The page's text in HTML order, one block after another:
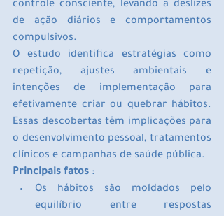
controle consciente, levando a deslizes
de ação diários e comportamentos
compulsivos.
O estudo identifica estratégias como
repetição, ajustes ambientais e
intenções de implementação para
efetivamente criar ou quebrar hábitos.
Essas descobertas têm implicações para
o desenvolvimento pessoal, tratamentos
clínicos e campanhas de saúde pública.
Principais fatos :
Os hábitos são moldados pelo
equilíbrio entre respostas